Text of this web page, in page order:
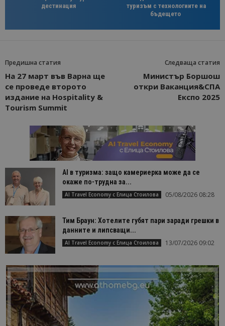
дестинация
туризъм с технологиите на
бъдещето
Предишна статия
На 27 март във Варна ще
се проведе второто
издание на Hospitality &
Tourism Summit
Следваща статия
Министър Боршош
откри Ваканция&СПА
Експо 2025
AI в туризма: защо камериерка може да се
окаже по-трудна за...
AI Travel Economy с Елица Стоилова 05/08/2026 08:28
Тим Браун: Хотелите губят пари заради грешки в
данните и липсващи...
AI Travel Economy с Елица Стоилова 13/07/2026 09:02